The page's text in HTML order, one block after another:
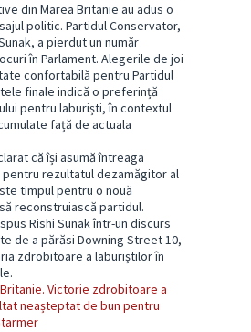
din Marea Britanie au adus o
politic. Partidul Conservator,
a pierdut un număr
în Parlament. Alegerile de joi
confortabilă pentru Partidul
finale indică o preferință
pentru laburiști, în contextul
față de actuala
că își asumă întreaga
rezultatul dezamăgitor al
timpul pentru o nouă
reconstruiască partidul.
Rishi Sunak într-un discurs
de a părăsi Downing Street 10,
zdrobitoare a laburiştilor în
Victorie zdrobitoare a
neașteptat de bun pentru